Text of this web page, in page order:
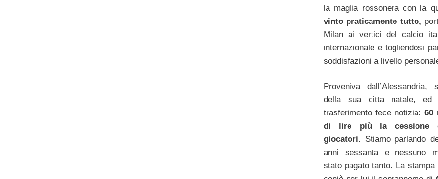
la maglia rossonera con la
vinto praticamente tutto,
Milan ai vertici del calcio
internazionale e togliendosi
soddisfazioni a livello
Proveniva dall’Alessandria,
della sua citta natale,
trasferimento fece notizia: 60
di lire più la cessione
giocatori. Stiamo parlando
anni sessanta e nessuno
stato pagato tanto. La stampa